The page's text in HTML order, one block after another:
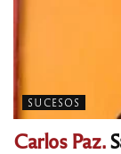
SUCESOS
Carlos Paz.